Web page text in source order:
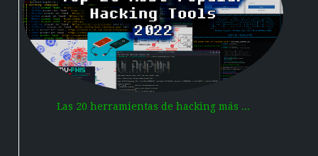
Las 20 herramientas de hacking más ...